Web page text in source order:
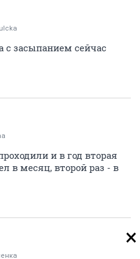
с засыпанием сейчас
и в год вторая
в месяц, второй раз - в